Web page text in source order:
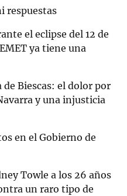
respuestas
el eclipse del 12 de
ya tiene una
de Biescas: el dolor por
y una injusticia
en el Gobierno de
Towle a los 26 años
un raro tipo de